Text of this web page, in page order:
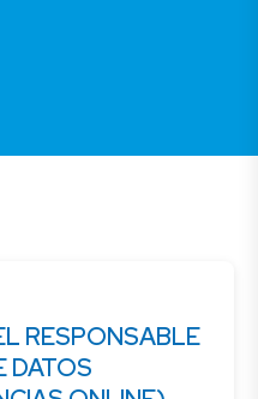
RESPONSABLE
DATOS